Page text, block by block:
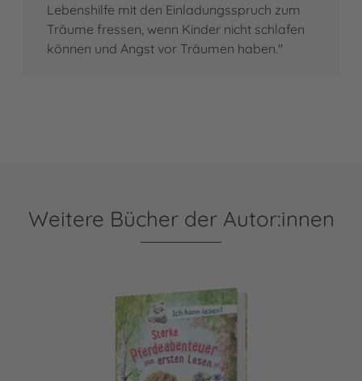
Lebenshilfe mit den Einladungsspruch zum
Träume fressen, wenn Kinder nicht schlafen
können und Angst vor Träumen haben."
Weitere Bücher der Autor:innen